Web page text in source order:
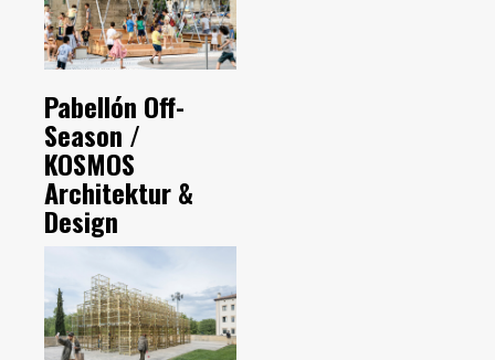
Pabellón Off-
Season /
KOSMOS
Architektur &
Design